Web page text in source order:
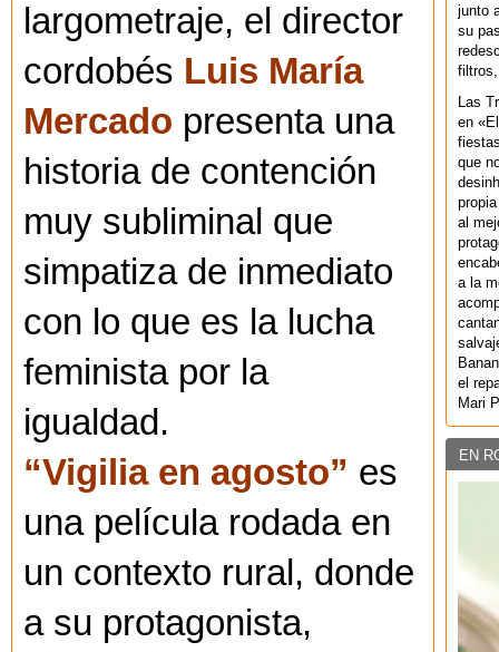
largometraje, el director
cordobés Luis María
Mercado presenta una
historia de contención
muy subliminal que
simpatiza de inmediato
con lo que es la lucha
feminista por la
igualdad.
“Vigilia en agosto” es
una película rodada en
un contexto rural, donde
a su protagonista,
junto
su
filtros,
Las
en
que
al
a la
el
Mari
EN